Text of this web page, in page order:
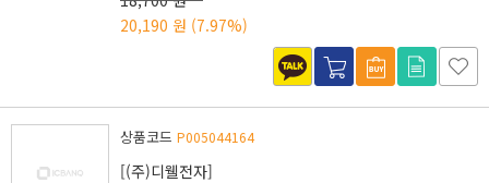
20,190 원 (7.97%)
상품코드 P005044164
[(주)디웰전자]